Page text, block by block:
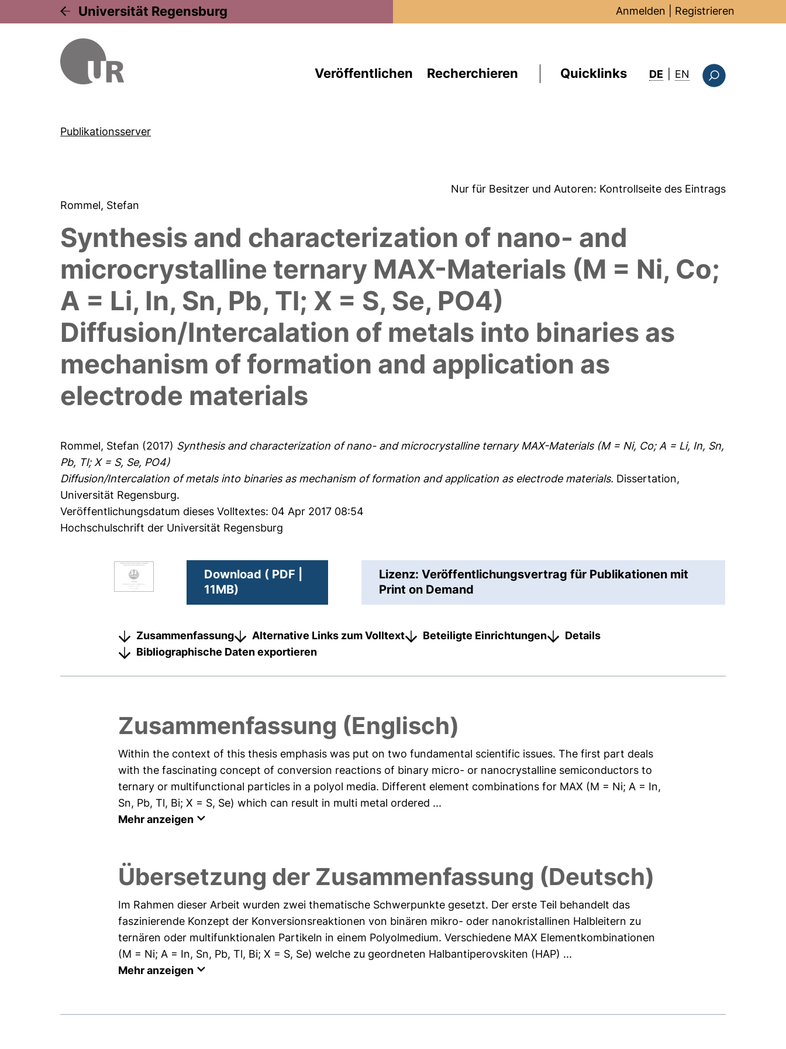
Universität Regensburg Anmelden Registrieren
Veröffentlichen Recherchieren Quicklinks DE EN : this page in
Publikationsserver
Nur für Besitzer und Autoren: Kontrollseite des Eintrags
Rommel, Stefan
Synthesis and characterization of nano- and
microcrystalline ternary MAX-Materials (M = Ni, Co;
A = Li, In, Sn, Pb, Tl; X = S, Se, PO4)
Diffusion/Intercalation of metals into binaries as
mechanism of formation and application as
electrode materials
Rommel, Stefan (2017) Synthesis and characterization of nano- and microcrystalline ternary MAX-Materials (M = Ni, Co; A = Li, In, Sn,
Pb, Tl; X = S, Se, PO4)
Diffusion/Intercalation of metals into binaries as mechanism of formation and application as electrode materials. Dissertation,
Universität Regensburg.
Veröffentlichungsdatum dieses Volltextes: 04 Apr 2017 08:54
Hochschulschrift der Universität Regensburg
Download ( PDF |
11MB)
Lizenz: Veröffentlichungsvertrag für Publikationen mit
Print on Demand
Zusammenfassung Alternative Links zum Volltext Beteiligte Einrichtungen
Details
Bibliographische Daten exportieren
Zusammenfassung (Englisch)
Within the context of this thesis emphasis was put on two fundamental scientific issues. The first part deals
with the fascinating concept of conversion reactions of binary micro- or nanocrystalline semiconductors to
ternary or multifunctional particles in a polyol media. Different element combinations for MAX (M = Ni; A = In,
Sn, Pb, Tl, Bi; X = S, Se) which can result in multi metal ordered ...
Mehr anzeigen
Übersetzung der Zusammenfassung (Deutsch)
Im Rahmen dieser Arbeit wurden zwei thematische Schwerpunkte gesetzt. Der erste Teil behandelt das
faszinierende Konzept der Konversionsreaktionen von binären mikro- oder nanokristallinen Halbleitern zu
ternären oder multifunktionalen Partikeln in einem Polyolmedium. Verschiedene MAX Elementkombinationen
(M = Ni; A = In, Sn, Pb, Tl, Bi; X = S, Se) welche zu geordneten Halbantiperovskiten (HAP) ...
Mehr anzeigen